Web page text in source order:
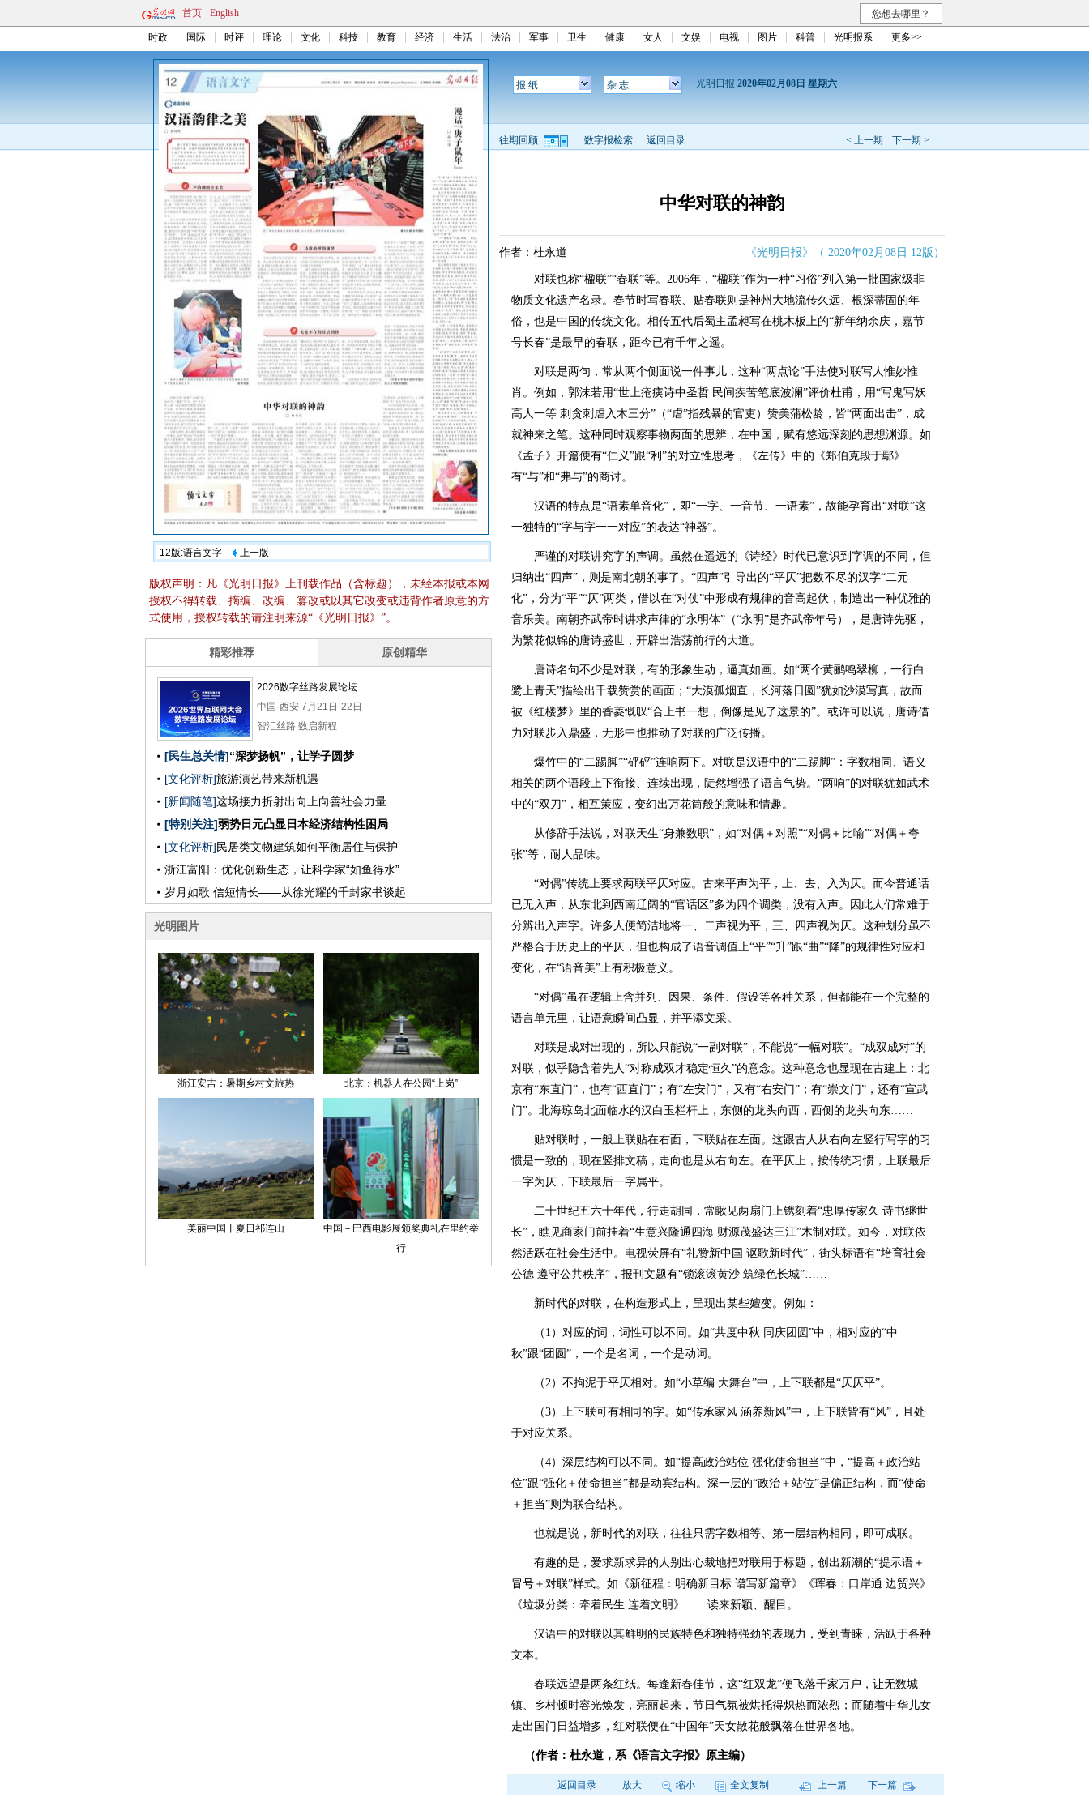
首页 English 您想去哪里？
时政 国际 时评 理论 文化 科技 教育 经济 生活 法治 军事 卫生 健康 女人 文娱 电视 图片 科普 光明报系 更多>>
12版:语言文字 上一版
版权声明：凡《光明日报》上刊载作品（含标题），未经本报或本网
授权不得转载、摘编、改编、篡改或以其它改变或违背作者原意的方
式使用，授权转载的请注明来源“《光明日报》”。
报 纸 杂 志 光明日报 2020年02月08日 星期六
< 上一期 下一期 >
往期回顾 数字报检索 返回目录
中华对联的神韵
作者：杜永道 《光明日报》（ 2020年02月08日 12版）
对联也称“楹联”“春联”等。2006年，“楹联”作为一种“习俗”列入第一批国家级非
物质文化遗产名录。春节时写春联、贴春联则是神州大地流传久远、根深蒂固的年
俗，也是中国的传统文化。相传五代后蜀主孟昶写在桃木板上的“新年纳余庆，嘉节
号长春”是最早的春联，距今已有千年之遥。
对联是两句，常从两个侧面说一件事儿，这种“两点论”手法使对联写人惟妙惟
肖。例如，郭沫若用“世上疮痍诗中圣哲 民间疾苦笔底波澜”评价杜甫，用“写鬼写妖
高人一等 刺贪刺虐入木三分”（“虐”指残暴的官吏）赞美蒲松龄，皆“两面出击”，成
就神来之笔。这种同时观察事物两面的思辨，在中国，赋有悠远深刻的思想渊源。如
《孟子》开篇便有“仁义”跟“利”的对立性思考，《左传》中的《郑伯克段于鄢》
有“与”和“弗与”的商讨。
汉语的特点是“语素单音化”，即“一字、一音节、一语素”，故能孕育出“对联”这
一独特的“字与字一一对应”的表达“神器”。
严谨的对联讲究字的声调。虽然在遥远的《诗经》时代已意识到字调的不同，但
归纳出“四声”，则是南北朝的事了。“四声”引导出的“平仄”把数不尽的汉字“二元
化”，分为“平”“仄”两类，借以在“对仗”中形成有规律的音高起伏，制造出一种优雅的
音乐美。南朝齐武帝时讲求声律的“永明体”（“永明”是齐武帝年号），是唐诗先驱，
为繁花似锦的唐诗盛世，开辟出浩荡前行的大道。
唐诗名句不少是对联，有的形象生动，逼真如画。如“两个黄鹂鸣翠柳，一行白
鹭上青天”描绘出千载赞赏的画面；“大漠孤烟直，长河落日圆”犹如沙漠写真，故而
被《红楼梦》里的香菱慨叹“合上书一想，倒像是见了这景的”。或许可以说，唐诗借
力对联步入鼎盛，无形中也推动了对联的广泛传播。
爆竹中的“二踢脚”“砰砰”连响两下。对联是汉语中的“二踢脚”：字数相同、语义
相关的两个语段上下衔接、连续出现，陡然增强了语言气势。“两响”的对联犹如武术
中的“双刀”，相互策应，变幻出万花筒般的意味和情趣。
从修辞手法说，对联天生“身兼数职”，如“对偶＋对照”“对偶＋比喻”“对偶＋夸
张”等，耐人品味。
“对偶”传统上要求两联平仄对应。古来平声为平，上、去、入为仄。而今普通话
已无入声，从东北到西南辽阔的“官话区”多为四个调类，没有入声。因此人们常难于
分辨出入声字。许多人便简洁地将一、二声视为平，三、四声视为仄。这种划分虽不
严格合于历史上的平仄，但也构成了语音调值上“平”“升”跟“曲”“降”的规律性对应和
变化，在“语音美”上有积极意义。
“对偶”虽在逻辑上含并列、因果、条件、假设等各种关系，但都能在一个完整的
语言单元里，让语意瞬间凸显，并平添文采。
对联是成对出现的，所以只能说“一副对联”，不能说“一幅对联”。“成双成对”的
对联，似乎隐含着先人“对称成双才稳定恒久”的意念。这种意念也显现在古建上：北
京有“东直门”，也有“西直门”；有“左安门”，又有“右安门”；有“崇文门”，还有“宣武
门”。北海琼岛北面临水的汉白玉栏杆上，东侧的龙头向西，西侧的龙头向东……
贴对联时，一般上联贴在右面，下联贴在左面。这跟古人从右向左竖行写字的习
惯是一致的，现在竖排文稿，走向也是从右向左。在平仄上，按传统习惯，上联最后
一字为仄，下联最后一字属平。
二十世纪五六十年代，行走胡同，常瞅见两扇门上镌刻着“忠厚传家久 诗书继世
长”，瞧见商家门前挂着“生意兴隆通四海 财源茂盛达三江”木制对联。如今，对联依
然活跃在社会生活中。电视荧屏有“礼赞新中国 讴歌新时代”，街头标语有“培育社会
公德 遵守公共秩序”，报刊文题有“锁滚滚黄沙 筑绿色长城”……
新时代的对联，在构造形式上，呈现出某些嬗变。例如：
（1）对应的词，词性可以不同。如“共度中秋 同庆团圆”中，相对应的“中
秋”跟“团圆”，一个是名词，一个是动词。
（2）不拘泥于平仄相对。如“小草编 大舞台”中，上下联都是“仄仄平”。
（3）上下联可有相同的字。如“传承家风 涵养新风”中，上下联皆有“风”，且处
于对应关系。
（4）深层结构可以不同。如“提高政治站位 强化使命担当”中，“提高＋政治站
位”跟“强化＋使命担当”都是动宾结构。深一层的“政治＋站位”是偏正结构，而“使命
＋担当”则为联合结构。
也就是说，新时代的对联，往往只需字数相等、第一层结构相同，即可成联。
有趣的是，爱求新求异的人别出心裁地把对联用于标题，创出新潮的“提示语＋
冒号＋对联”样式。如《新征程：明确新目标 谱写新篇章》《珲春：口岸通 边贸兴》
《垃圾分类：牵着民生 连着文明》……读来新颖、醒目。
汉语中的对联以其鲜明的民族特色和独特强劲的表现力，受到青睐，活跃于各种
文本。
春联远望是两条红纸。每逢新春佳节，这“红双龙”便飞落千家万户，让无数城
镇、乡村顿时容光焕发，亮丽起来，节日气氛被烘托得炽热而浓烈；而随着中华儿女
走出国门日益增多，红对联便在“中国年”天女散花般飘落在世界各地。
（作者：杜永道，系《语言文字报》原主编）
返回目录 放大 缩小 全文复制 上一篇 下一篇